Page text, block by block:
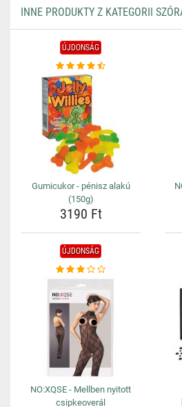
INNE PRODUKTY Z KATEGORII
ÚJDONSÁG
Gumicukor - pénisz alakú
(150g)
3190 Ft
ÚJDONSÁG
NO:XQSE - Mellben nyitott
csipkeoverál